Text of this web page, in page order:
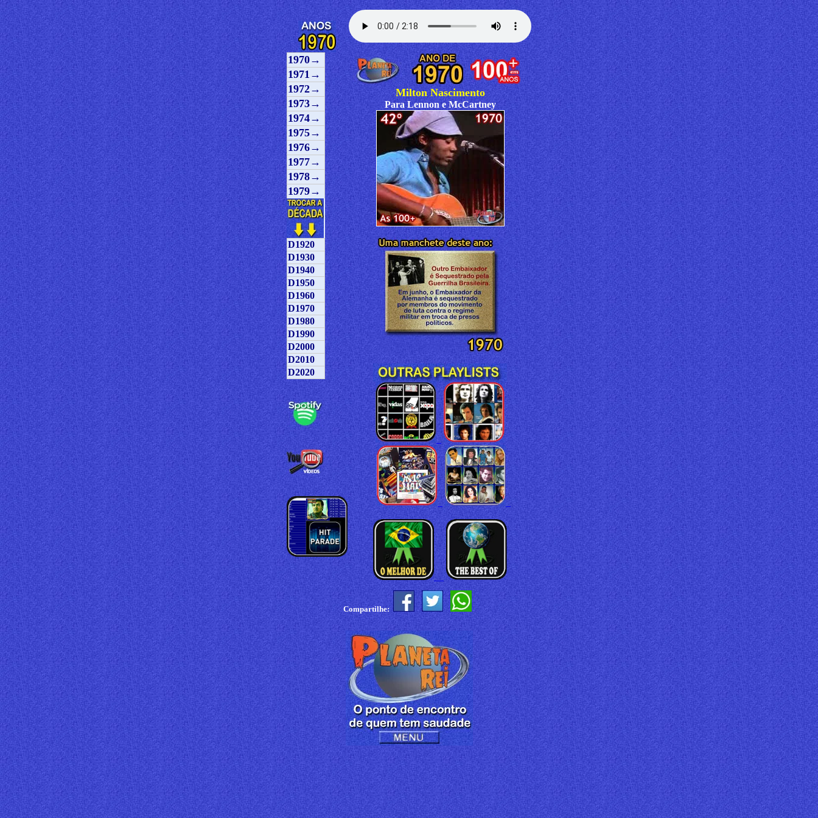
1970→
1971→
1972→
1973→
1974→
1975→
1976→
1977→
1978→
1979→
D1920
D1930
D1940
D1950
D1960
D1970
D1980
D1990
D2000
D2010
D2020
Milton Nascimento
Para Lennon e McCartney
Compartilhe: